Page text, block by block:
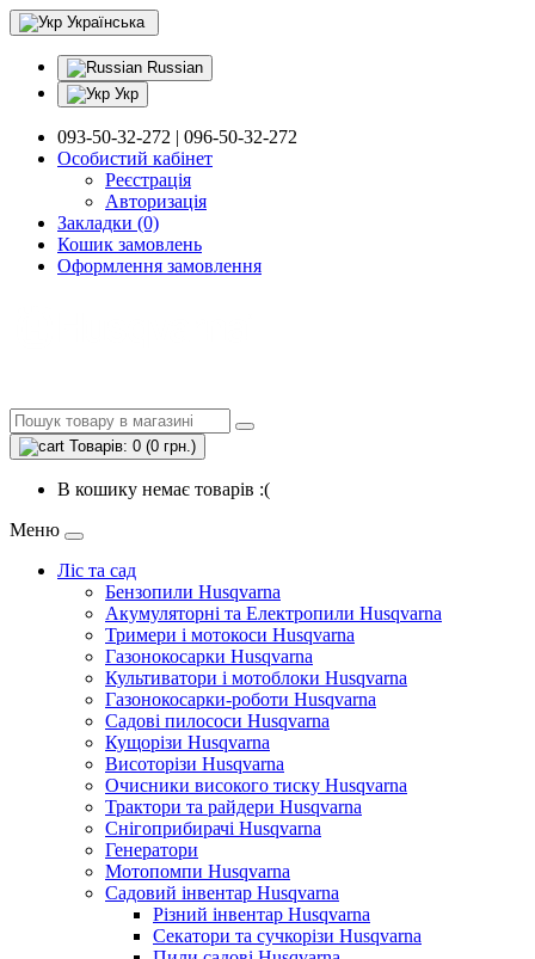
Українська
Russian
Укр
093-50-32-272 | 096-50-32-272
Особистий кабінет
Реєстрація
Авторизація
Закладки (0)
Кошик замовлень
Оформлення замовлення
Товарів: 0 (0 грн.)
В кошику немає товарів :(
Меню
Ліс та сад
Бензопили Husqvarna
Акумуляторні та Електропили Husqvarna
Тримери і мотокоси Husqvarna
Газонокосарки Husqvarna
Культиватори і мотоблоки Husqvarna
Газонокосарки-роботи Husqvarna
Садові пилососи Husqvarna
Кущорізи Husqvarna
Висоторізи Husqvarna
Очисники високого тиску Husqvarna
Трактори та райдери Husqvarna
Снігоприбирачі Husqvarna
Генератори
Мотопомпи Husqvarna
Садовий інвентар Husqvarna
Різний інвентар Husqvarna
Секатори та сучкорізи Husqvarna